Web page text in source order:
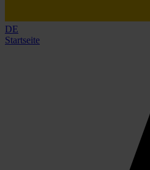
DE
Startseite